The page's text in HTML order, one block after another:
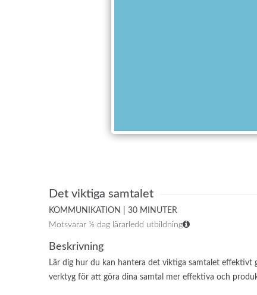
Det viktiga samtalet
KOMMUNIKATION | 30 MINUTER
Motsvarar ½ dag lärarledd utbildning
Beskrivning
Lär dig hur du kan hantera det viktiga samtalet effektivt
verktyg för att göra dina samtal mer effektiva och